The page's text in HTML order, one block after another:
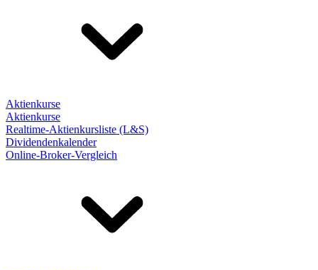
Aktienkurse
Aktienkurse
Realtime-Aktienkursliste (L&S)
Dividendenkalender
Online-Broker-Vergleich